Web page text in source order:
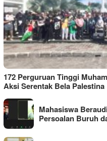
172 Perguruan Tinggi
Aksi Serentak Bela Palestina
Mahasiswa
Persoalan Buruh